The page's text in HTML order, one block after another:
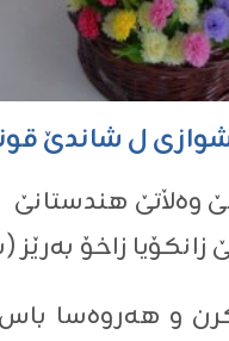
ل شاندێ
ڕێکەفتی (09/06/2022)
و هەروەسا باس